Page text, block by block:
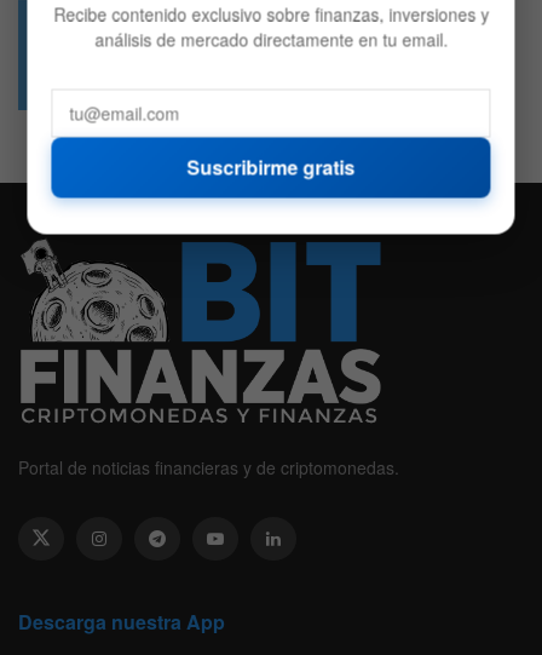
Portal de noticias financieras y de criptomonedas.
Descarga nuestra App
Recibe contenido exclusivo sobre finanzas, inversiones y
análisis de mercado directamente en tu email.
Suscribirme gratis